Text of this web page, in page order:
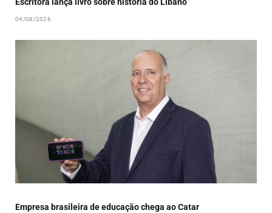
Escritora lança livro sobre história do Líbano
04/08/2026
Empresa brasileira de educação chega ao Catar